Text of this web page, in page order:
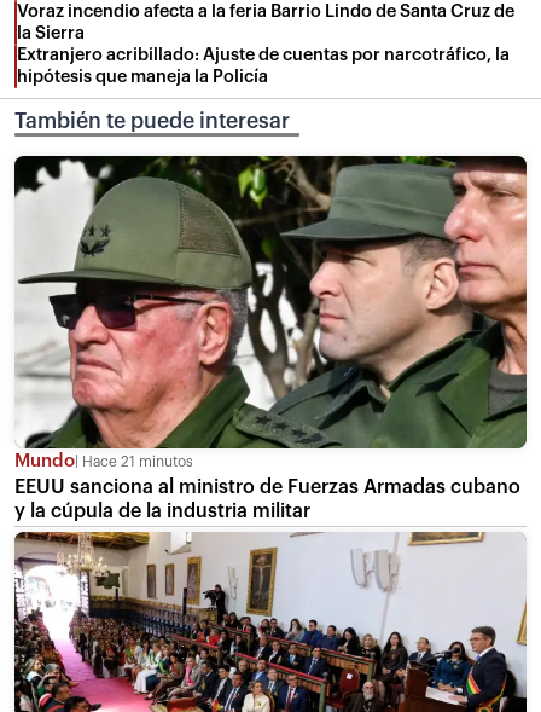
Voraz incendio afecta a la feria Barrio Lindo de Santa Cruz de
la Sierra
Extranjero acribillado: Ajuste de cuentas por narcotráfico, la
hipótesis que maneja la Policía
También te puede interesar
Mundo Hace 21 minutos
EEUU sanciona al ministro de Fuerzas Armadas cubano
y la cúpula de la industria militar